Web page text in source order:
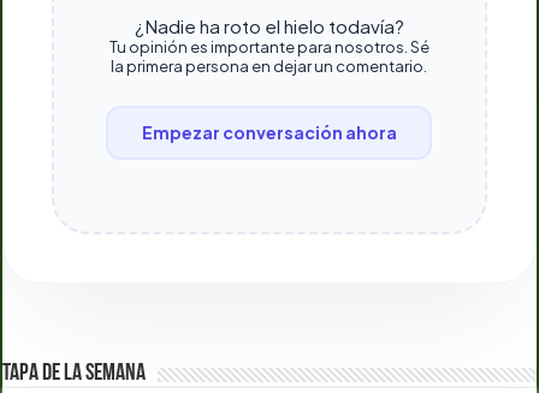
¿Nadie ha roto el hielo todavía?
Tu opinión es importante para nosotros. Sé
la primera persona en dejar un comentario.
Empezar conversación ahora
TAPA DE LA SEMANA